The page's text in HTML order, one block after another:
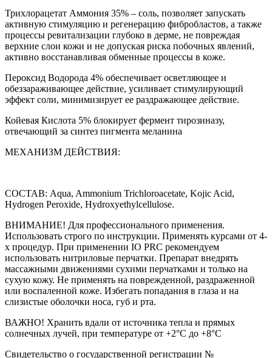
Трихлорацетат Аммония 35% – соль, позволяет запускать
активную стимуляцию и регенерацию фибробластов, а также
процессы ревитализации глубоко в дерме, не повреждая
верхние слои кожи и не допуская риска побочных явлений,
активно восстанавливая обменные процессы в коже.
Пероксид Водорода 4% обеспечивает осветляющее и
обеззараживающее действие, усиливает стимулирующий
эффект соли, минимизирует ее раздражающее действие.
Койевая Кислота 5% блокирует фермент тирозиназу,
отвечающий за синтез пигмента меланина
МЕХАНИЗМ ДЕЙСТВИЯ:
СОСТАВ: Aqua, Ammonium Trichloroacetate, Kojic Acid,
Hydrogen Peroxide, Hydroxyethylcellulose.
ВНИМАНИЕ! Для профессионального применения.
Использовать строго по инструкции. Применять курсами от 4-
х процедур. При применении IO PRC рекомендуем
использовать нитриловые перчатки. Препарат внедрять
массажными движениями сухими перчатками и только на
сухую кожу. Не применять на поврежденной, раздраженной
или воспаленной коже. Избегать попадания в глаза и на
слизистые оболочки носа, губ и рта.
ВАЖНО! Хранить вдали от источника тепла и прямых
солнечных лучей, при температуре от +2°С до +8°С
Свидетельство о государственной регистрации №